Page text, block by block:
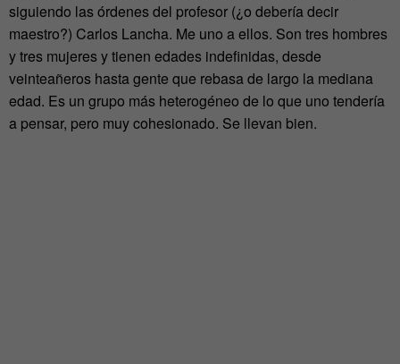
siguiendo las órdenes del profesor (¿o debería decir
maestro?) Carlos Lancha. Me uno a ellos. Son tres hombres
y tres mujeres y tienen edades indefinidas, desde
veinteañeros hasta gente que rebasa de largo la mediana
edad. Es un grupo más heterogéneo de lo que uno tendería
a pensar, pero muy cohesionado. Se llevan bien.